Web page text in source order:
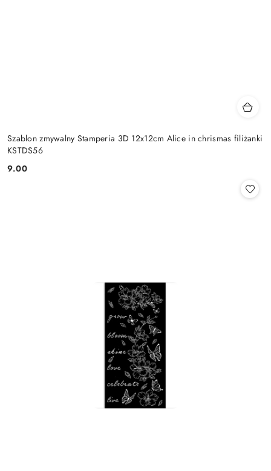
Szablon zmywalny Stamperia 3D 12x12cm Alice in chrismas filiżanki
KSTDS56
Cena:
9.00